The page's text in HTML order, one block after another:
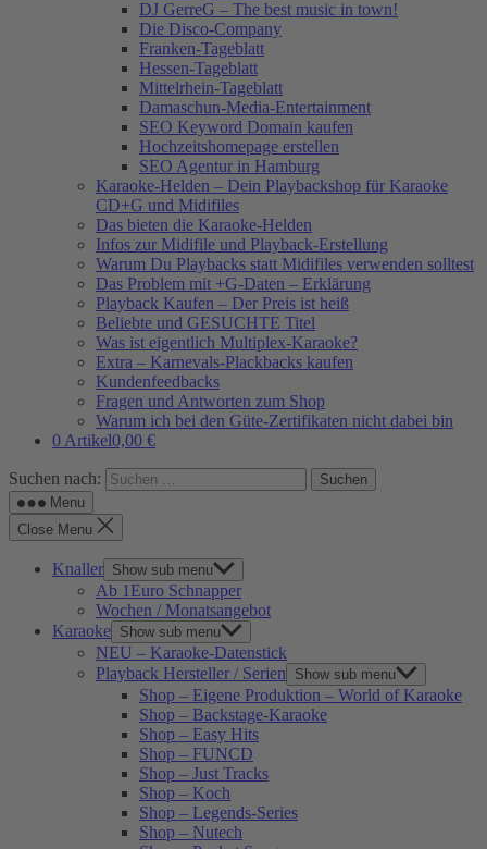
DJ GerreG – The best music in town!
Die Disco-Company
Franken-Tageblatt
Hessen-Tageblatt
Mittelrhein-Tageblatt
Damaschun-Media-Entertainment
SEO Keyword Domain kaufen
Hochzeitshomepage erstellen
SEO Agentur in Hamburg
Karaoke-Helden – Dein Playbackshop für Karaoke
CD+G und Midifiles
Das bieten die Karaoke-Helden
Infos zur Midifile und Playback-Erstellung
Warum Du Playbacks statt Midifiles verwenden solltest
Das Problem mit +G-Daten – Erklärung
Playback Kaufen – Der Preis ist heiß
Beliebte und GESUCHTE Titel
Was ist eigentlich Multiplex-Karaoke?
Extra – Karnevals-Plackbacks kaufen
Kundenfeedbacks
Fragen und Antworten zum Shop
Warum ich bei den Güte-Zertifikaten nicht dabei bin
0 Artikel0,00 €
Suchen nach:
Menu
Close Menu
Knaller Show sub menu
Ab 1Euro Schnapper
Wochen / Monatsangebot
Karaoke Show sub menu
NEU – Karaoke-Datenstick
Playback Hersteller / Serien
Show sub menu
Shop – Eigene Produktion – World of Karaoke
Shop – Backstage-Karaoke
Shop – Easy Hits
Shop – FUNCD
Shop – Just Tracks
Shop – Koch
Shop – Legends-Series
Shop – Nutech